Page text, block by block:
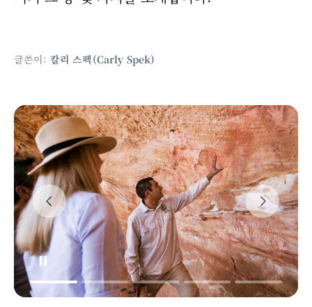
글쓴이: 칼리 스펙(Carly Spek)